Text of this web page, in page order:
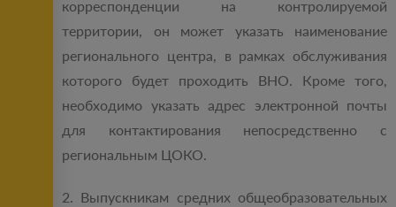
корреспонденции на контролируемой
территории, он может указать наименование
регионального центра, в рамках обслуживания
которого будет проходить ВНО. Кроме того,
необходимо указать адрес электронной почты
для контактирования непосредственно с
региональным ЦОКО.
2. Выпускникам средних общеобразовательных